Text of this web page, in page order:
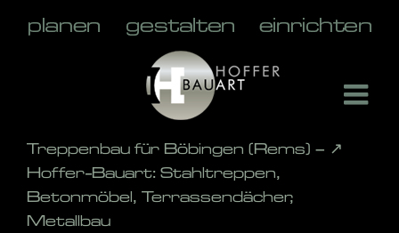
Treppenbau für Böbingen (Rems) – ↗️
Hoffer-Bauart: Stahltreppen,
Betonmöbel, Terrassendächer,
Metallbau